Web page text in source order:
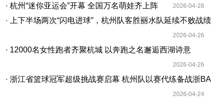
· 杭州“迷你亚运会”开幕 全国万名萌娃齐上阵 2026-04-28
· 上下半场两次“闪电进球”，杭州队客胜丽水队延续不败战绩
2026-04-26
· 12000名女性跑者齐聚杭城 以奔跑之名邂逅西湖诗意
2026-04-26
· 浙江省篮球冠军超级挑战赛启幕 杭州队以赛代练备战浙BA
2026-04-24